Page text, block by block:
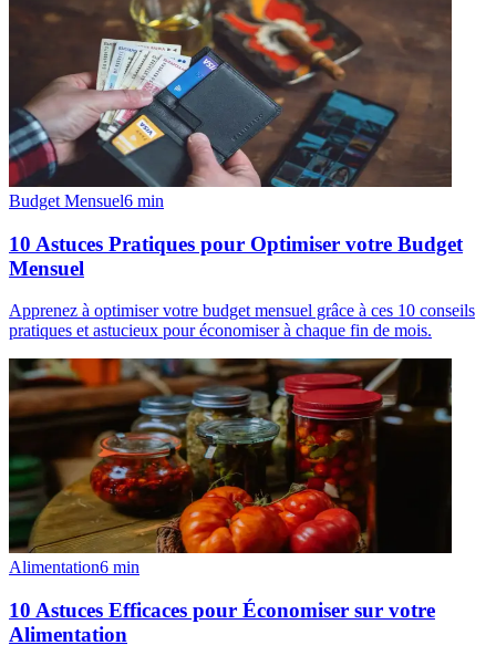
Budget Mensuel6 min
10 Astuces Pratiques pour Optimiser votre Budget
Mensuel
Apprenez à optimiser votre budget mensuel grâce à ces 10 conseils
pratiques et astucieux pour économiser à chaque fin de mois.
Alimentation6 min
10 Astuces Efficaces pour Économiser sur votre
Alimentation